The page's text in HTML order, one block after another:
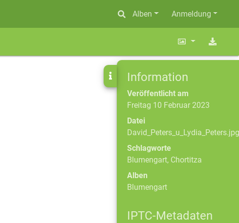
Alben Anmeldung
Information
Veröffentlicht am
Freitag 10 Februar 2023
Datei
David_Peters_u_Lydia_Peters.jpg
Schlagworte
Blumengart, Chortitza
Alben
Blumengart
IPTC-Metadaten